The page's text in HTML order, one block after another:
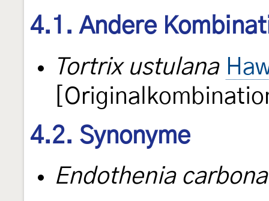
4.1. Andere
Tortrix ustulana
4.2. Synonyme
Endothenia